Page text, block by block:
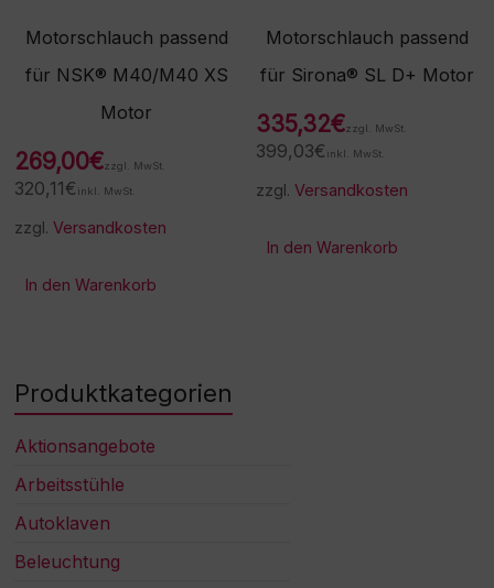
Motorschlauch passend
für NSK® M40/M40 XS
Motor
269,00€zzgl. MwSt.
320,11€ inkl. MwSt.
zzgl.Versandkosten
In den Warenkorb
Motorschlauch passend
für Sirona® SL D+ Motor
335,32€zzgl. MwSt.
399,03€ inkl. MwSt.
zzgl.Versandkosten
In den Warenkorb
Produktkategorien
Aktionsangebote
Arbeitsstühle
Autoklaven
Beleuchtung